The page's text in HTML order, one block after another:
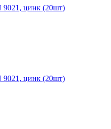
9021, цинк (20шт)
9021, цинк (20шт)